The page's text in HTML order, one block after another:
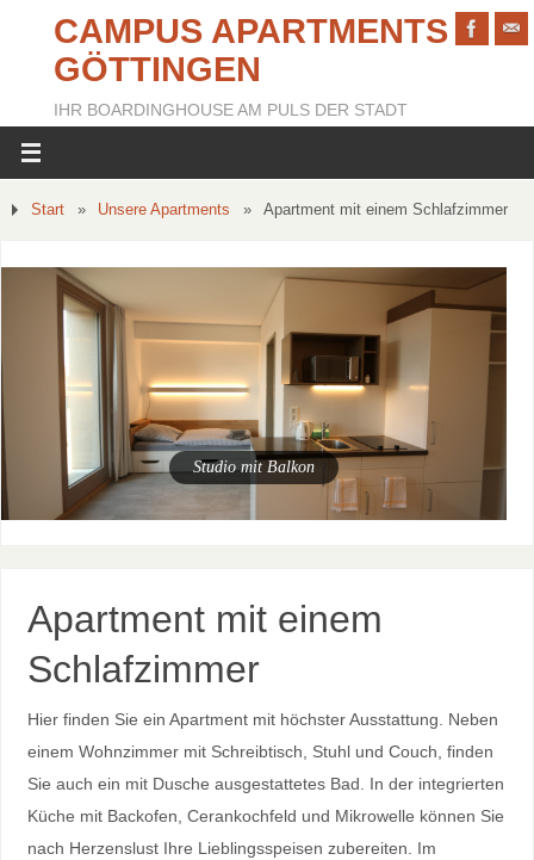
CAMPUS APARTMENTS
GÖTTINGEN
IHR BOARDINGHOUSE AM PULS DER STADT
Start » Unsere Apartments » Apartment mit einem Schlafzimmer
Studio mit Balkon
Apartment mit einem
Schlafzimmer
Hier finden Sie ein Apartment mit höchster Ausstattung. Neben
einem Wohnzimmer mit Schreibtisch, Stuhl und Couch, finden
Sie auch ein mit Dusche ausgestattetes Bad. In der integrierten
Küche mit Backofen, Cerankochfeld und Mikrowelle können Sie
nach Herzenslust Ihre Lieblingsspeisen zubereiten. Im